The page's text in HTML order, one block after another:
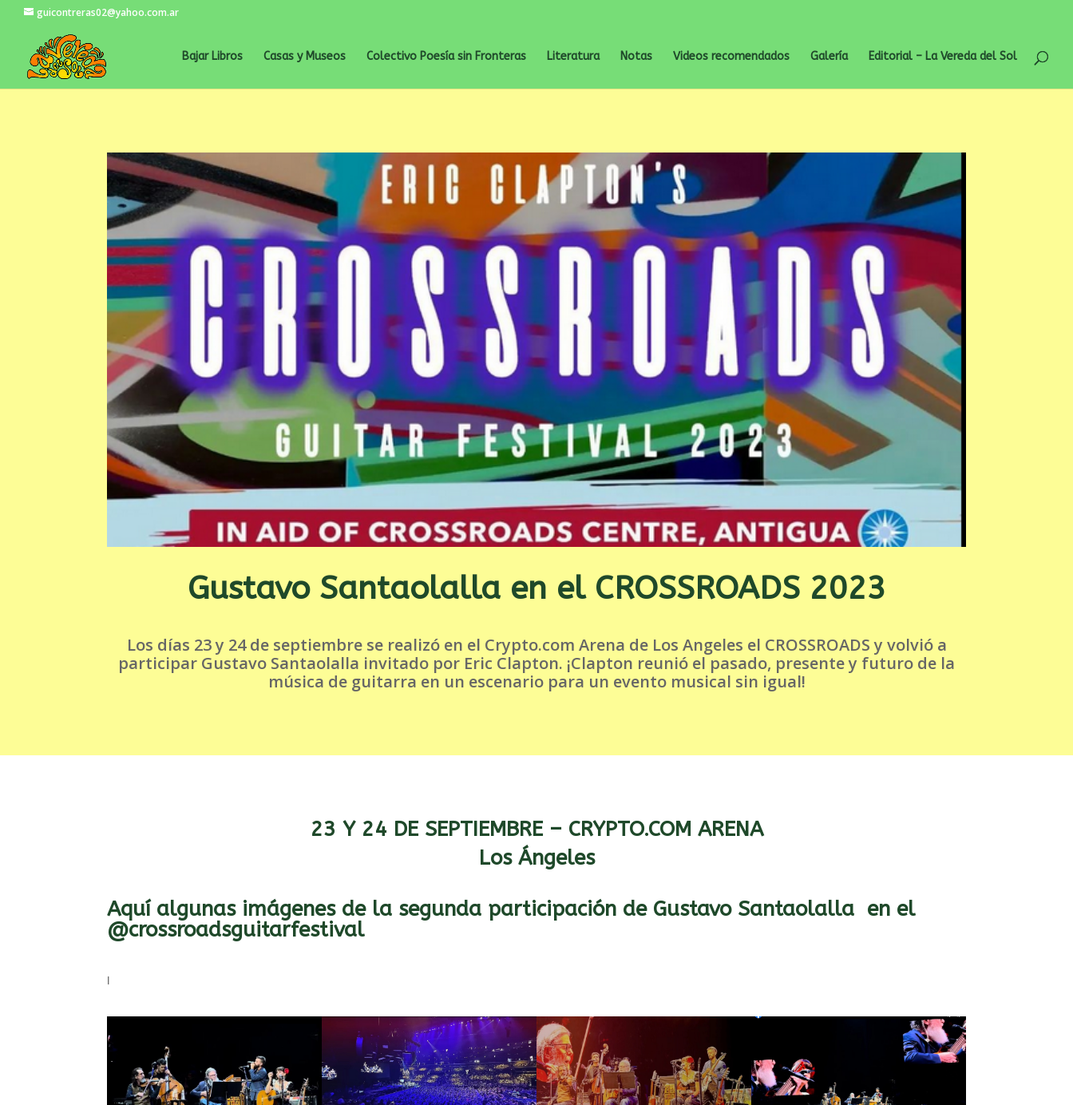
guicontreras02@yahoo.com.ar
Bajar Libros Casas y Museos Colectivo Poesía sin Fronteras Literatura Notas Videos recomendados Galería Editorial – La Vereda del Sol
Gustavo Santaolalla en el CROSSROADS 2023
Los días 23 y 24 de septiembre se realizó en el Crypto.com Arena de Los Angeles el CROSSROADS y volvió a
participar Gustavo Santaolalla invitado por Eric Clapton. ¡Clapton reunió el pasado, presente y futuro de la
música de guitarra en un escenario para un evento musical sin igual!
23 Y 24 DE SEPTIEMBRE – CRYPTO.COM ARENA
Los Ángeles
Aquí algunas imágenes de la segunda participación de Gustavo Santaolalla en el
@crossroadsguitarfestival
l